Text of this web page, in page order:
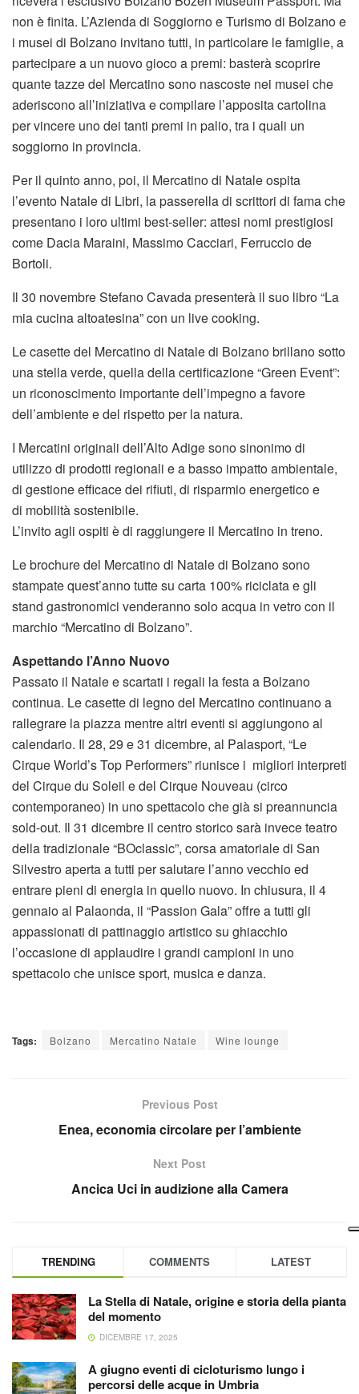
non è finita. L’Azienda di Soggiorno e Turismo di Bolzano e
i musei di Bolzano invitano tutti, in particolare le famiglie, a
partecipare a un nuovo gioco a premi: basterà scoprire
quante tazze del Mercatino sono nascoste nei musei che
aderiscono all’iniziativa e compilare l’apposita cartolina
per vincere uno dei tanti premi in palio, tra i quali un
soggiorno in provincia.
Per il quinto anno, poi, il Mercatino di Natale ospita
l’evento Natale di Libri, la passerella di scrittori di fama che
presentano i loro ultimi best-seller: attesi nomi prestigiosi
come Dacia Maraini, Massimo Cacciari, Ferruccio de
Bortoli.
Il 30 novembre Stefano Cavada presenterà il suo libro “La
mia cucina altoatesina” con un live cooking.
Le casette del Mercatino di Natale di Bolzano brillano sotto
una stella verde, quella della certificazione “Green Event”:
un riconoscimento importante dell’impegno a favore
dell’ambiente e del rispetto per la natura.
I Mercatini originali dell’Alto Adige sono sinonimo di
utilizzo di prodotti regionali e a basso impatto ambientale,
di gestione efficace dei rifiuti, di risparmio energetico e
di mobilità sostenibile.
L’invito agli ospiti è di raggiungere il Mercatino in treno.
Le brochure del Mercatino di Natale di Bolzano sono
stampate quest’anno tutte su carta 100% riciclata e gli
stand gastronomici venderanno solo acqua in vetro con il
marchio “Mercatino di Bolzano”.
Aspettando l’Anno Nuovo
Passato il Natale e scartati i regali la festa a Bolzano
continua. Le casette di legno del Mercatino continuano a
rallegrare la piazza mentre altri eventi si aggiungono al
calendario. Il 28, 29 e 31 dicembre, al Palasport, “Le
Cirque World’s Top Performers” riunisce i migliori interpreti
del Cirque du Soleil e del Cirque Nouveau (circo
contemporaneo) in uno spettacolo che già si preannuncia
sold-out. Il 31 dicembre il centro storico sarà invece teatro
della tradizionale “BOclassic”, corsa amatoriale di San
Silvestro aperta a tutti per salutare l’anno vecchio ed
entrare pieni di energia in quello nuovo. In chiusura, il 4
gennaio al Palaonda, il “Passion Gala” offre a tutti gli
appassionati di pattinaggio artistico su ghiacchio
l’occasione di applaudire i grandi campioni in uno
spettacolo che unisce sport, musica e danza.
Tags: Bolzano Mercatino Natale Wine lounge
Previous Post
Enea, economia circolare per l’ambiente
Next Post
Ancica Uci in audizione alla Camera
TRENDING COMMENTS LATEST
La Stella di Natale, origine e storia della pianta
del momento
DICEMBRE 17, 2025
A giugno eventi di cicloturismo lungo i
percorsi delle acque in Umbria